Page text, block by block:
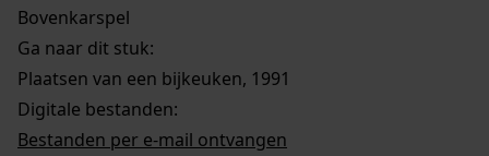
Bovenkarspel
Ga naar dit stuk:
Plaatsen van een bijkeuken, 1991
Digitale bestanden:
Bestanden per e-mail ontvangen